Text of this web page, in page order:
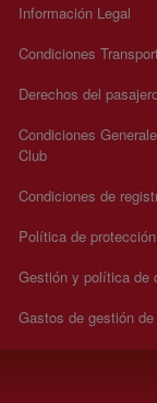
Información Legal
Condiciones
Derechos del
Condiciones
Club
Condiciones de
Política de
Gestión y política de
Gastos de gestión